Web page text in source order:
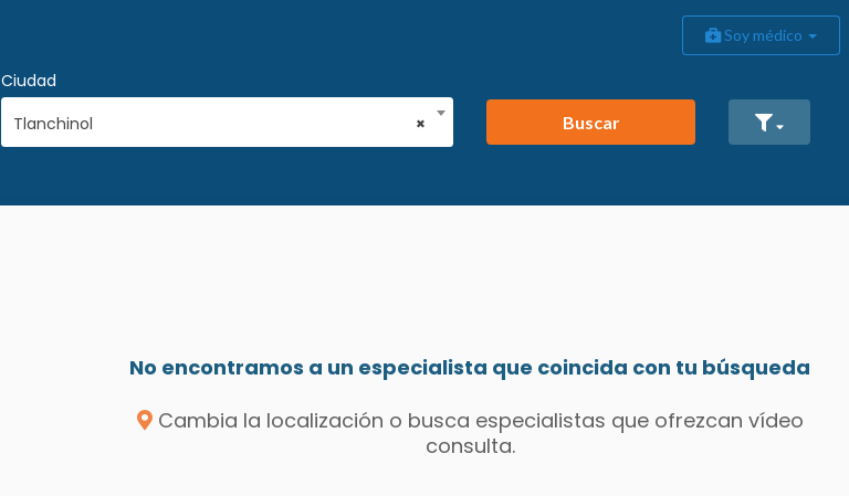
Soy médico
Ciudad
×
Tlanchinol Buscar
No encontramos a un especialista que coincida con tu búsqueda
Cambia la localización o busca especialistas que ofrezcan vídeo
consulta.